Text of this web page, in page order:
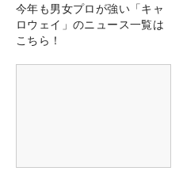
今年も男女プロが強い「キャ
ロウェイ」のニュース一覧は
こちら！